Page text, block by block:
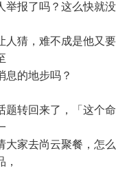
举报了吗？这么快就
猜，难不成是他又要
息的地步吗？
转回来了，「这个命
大家去尚云聚餐，怎
，